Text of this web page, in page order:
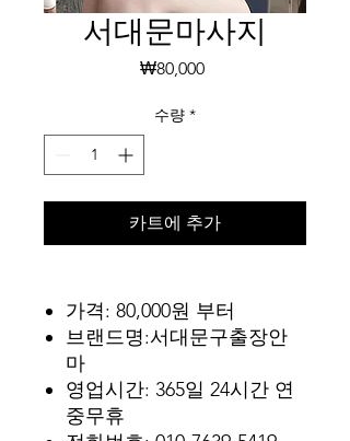
서대문마사지
₩80,000가
수량 *
카트에 추가
가격: 80,000원 부터
브랜드명:서대문구출장안
마
영업시간: 365일 24시간 연
중무휴